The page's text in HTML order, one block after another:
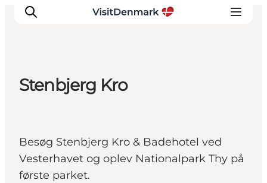
Aktiviteter
Overnatting
Planlegg reisen
Stenbjerg Kro
Besøg Stenbjerg Kro & Badehotel ved
Vesterhavet og oplev Nationalpark Thy på
første parket.